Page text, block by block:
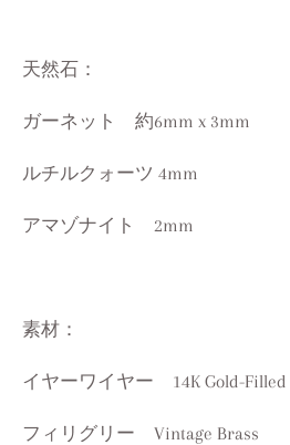
天然石：
ガーネット 約6mm x 3mm
ルチルクォーツ 4mm
アマゾナイト 2mm
素材：
イヤーワイヤー 14K Gold-Filled
フィリグリー Vintage Brass